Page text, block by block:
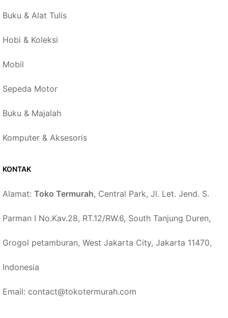
Buku & Alat Tulis
Hobi & Koleksi
Mobil
Sepeda Motor
Buku & Majalah
Komputer & Aksesoris
KONTAK
Alamat: Toko Termurah, Central Park, Jl. Let. Jend. S.
Parman I No.Kav.28, RT.12/RW.6, South Tanjung Duren,
Grogol petamburan, West Jakarta City, Jakarta 11470,
Indonesia
Email: contact@tokotermurah.com